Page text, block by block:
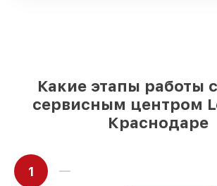
Какие этапы работы
сервисным центром
Краснодаре
1